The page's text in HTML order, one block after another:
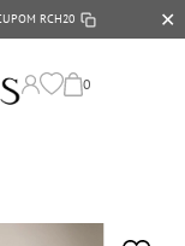
RCH20 ✕
0